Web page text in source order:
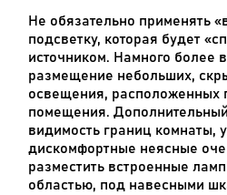
Не обязательно применять
подсветку, которая будет
источником. Намного более
размещение небольших,
освещения, расположенных
помещения.
видимость границ комнаты,
дискомфортные неясные
разместить встроенные
областью, под навесными